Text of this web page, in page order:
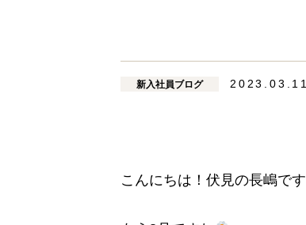
新入社員ブログ 2023.03.11
こんにちは！伏見の長嶋です